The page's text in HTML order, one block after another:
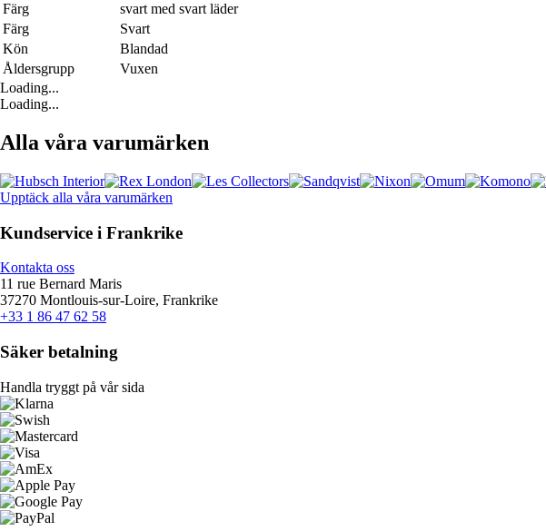
Färg
svart med svart läder
Färg
Svart
Kön
Blandad
Åldersgrupp
Vuxen
Loading...
Loading...
Alla våra varumärken
Upptäck alla våra varumärken
Kundservice i Frankrike
Kontakta oss
11 rue Bernard Maris
37270 Montlouis-sur-Loire, Frankrike
+33 1 86 47 62 58
Säker betalning
Handla tryggt på vår sida